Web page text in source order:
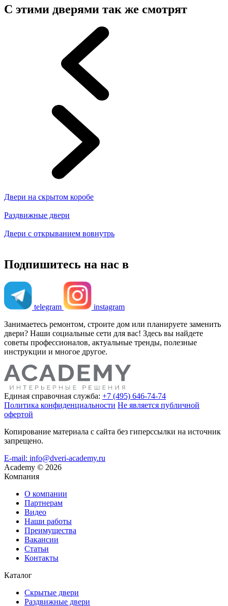
С этими дверями так же смотрят
Двери на скрытом коробе
Раздвижные двери
Двери с открыванием вовнутрь
Подпишитесь на нас в
telegram
instagram
Занимаетесь ремонтом, строите дом или планируете заменить
двери? Наши социальные сети для вас! Здесь вы найдете
советы профессионалов, актуальные тренды, полезные
инструкции и многое другое.
Единая справочная служба: +7 (495) 646-74-74
Политика конфиденциальности Не является публичной
офертой
Копирование материала с сайта без гиперссылки на источник
запрещено.
E-mail: info@dveri-academy.ru
Academy © 2026
Компания
О компании
Партнерам
Видео
Наши работы
Преимущества
Вакансии
Статьи
Контакты
Каталог
Скрытые двери
Раздвижные двери